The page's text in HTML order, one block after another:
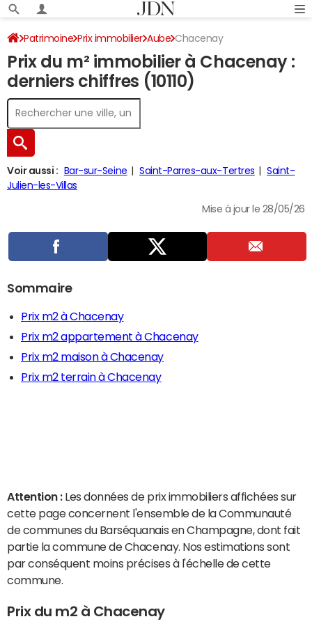
Patrimoine Prix immobilier Aube Chacenay
Prix du m² immobilier à Chacenay :
derniers chiffres (10110)
Voir aussi : Bar-sur-Seine Saint-Parres-aux-Tertres
Saint-
Julien-les-Villas
Mise à jour le 28/05/26
Sommaire
Prix m2 à Chacenay
Prix m2 appartement à Chacenay
Prix m2 maison à Chacenay
Prix m2 terrain à Chacenay
Attention : Les données de prix immobiliers affichées sur
cette page concernent l'ensemble de la Communauté
de communes du Barséquanais en Champagne, dont fait
partie la commune de Chacenay. Nos estimations sont
par conséquent moins précises à l'échelle de cette
commune.
Prix du m2 à Chacenay